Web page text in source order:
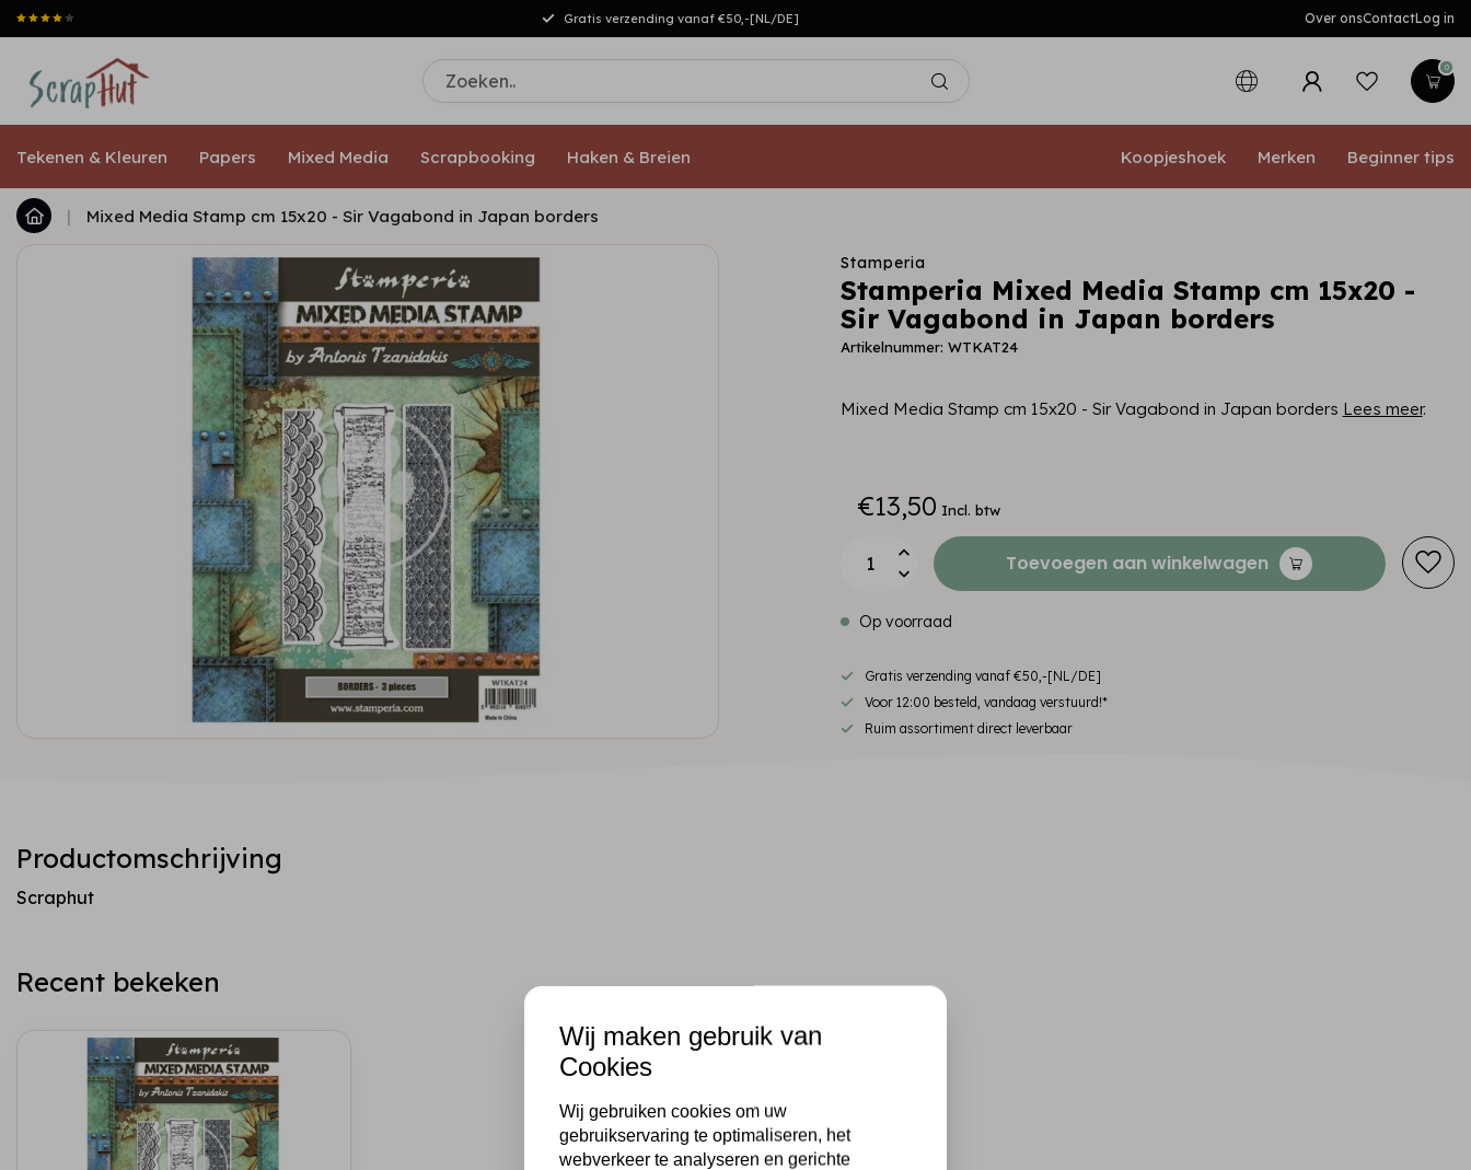
Gratis verzending vanaf €50,-[NL/DE] Over onsContactLog in
0
Tekenen & Kleuren Papers Mixed Media Scrapbooking Haken & Breien Koopjeshoek Merken Beginner tips
| Mixed Media Stamp cm 15x20 - Sir Vagabond in Japan borders
Stamperia
Stamperia Mixed Media Stamp cm 15x20 -
Sir Vagabond in Japan borders
Artikelnummer: WTKAT24
Mixed Media Stamp cm 15x20 - Sir Vagabond in Japan borders Lees meer.
€13,50 Incl. btw
Toevoegen aan winkelwagen
Op voorraad
Gratis verzending vanaf €50,-[NL/DE]
Voor 12:00 besteld, vandaag verstuurd!*
Ruim assortiment direct leverbaar
Productomschrijving
Scraphut
Recent bekeken
Wij maken gebruik van
Cookies
Wij gebruiken cookies om uw
gebruikservaring te optimaliseren, het
webverkeer te analyseren en gerichte